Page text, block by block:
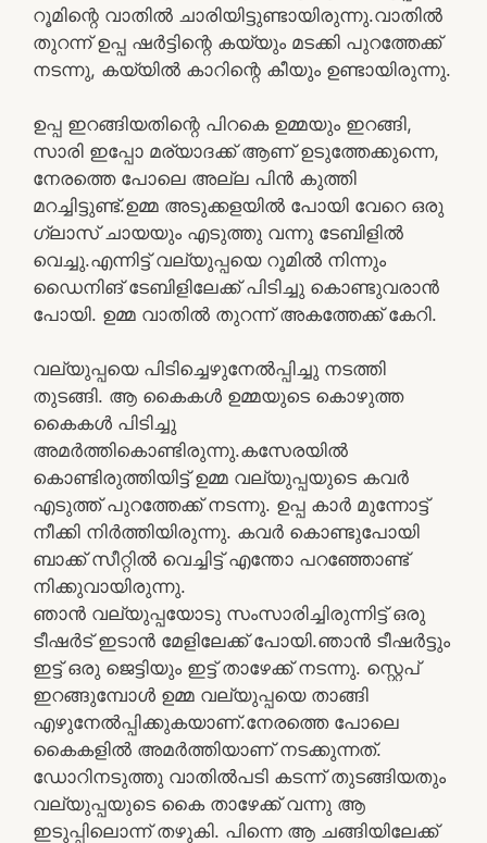
റൂമിന്റെ വാതിൽ ചാരിയിട്ടുണ്ടായിരുന്നു.വാതിൽ
തുറന്ന് ഉപ്പ ഷർട്ടിന്റെ കയ്യും മടക്കി പുറത്തേക്ക്
നടന്നു, കയ്യിൽ കാറിന്റെ കീയും ഉണ്ടായിരുന്നു.
ഉപ്പ ഇറങ്ങിയതിന്റെ പിറകെ ഉമ്മയും ഇറങ്ങി,
സാരി ഇപ്പോ മര്യാദക്ക് ആണ് ഉടുത്തേക്കുന്നെ,
നേരത്തെ പോലെ അല്ല പിൻ കുത്തി
മറച്ചിട്ടുണ്ട്.ഉമ്മ അടുക്കളയിൽ പോയി വേറെ ഒരു
ഗ്ലാസ്‌ ചായയും എടുത്തു വന്നു ടേബിളിൽ
വെച്ചു.എന്നിട്ട് വല്യുപ്പയെ റൂമിൽ നിന്നും
ഡൈനിങ് ടേബിളിലേക്ക് പിടിച്ചു കൊണ്ടുവരാൻ
പോയി. ഉമ്മ വാതിൽ തുറന്ന് അകത്തേക്ക് കേറി.
വല്യുപ്പയെ പിടിച്ചെഴുനേൽപ്പിച്ചു നടത്തി
തുടങ്ങി. ആ കൈകൾ ഉമ്മയുടെ കൊഴുത്ത
കൈകൾ പിടിച്ചു
അമർത്തികൊണ്ടിരുന്നു.കസേരയിൽ
കൊണ്ടിരുത്തിയിട്ട് ഉമ്മ വല്യുപ്പയുടെ കവർ
എടുത്ത് പുറത്തേക്ക് നടന്നു. ഉപ്പ കാർ മുന്നോട്ട്
നീക്കി നിർത്തിയിരുന്നു. കവർ കൊണ്ടുപോയി
ബാക്ക് സീറ്റിൽ വെച്ചിട്ട് എന്തോ പറഞ്ഞോണ്ട്
നിക്കുവായിരുന്നു.
ഞാൻ വല്യുപ്പയോടു സംസാരിച്ചിരുന്നിട്ട് ഒരു
ടീഷർട് ഇടാൻ മേളിലേക്ക് പോയി.ഞാൻ ടീഷർട്ടും
ഇട്ട് ഒരു ജെട്ടിയും ഇട്ട് താഴേക്ക് നടന്നു. സ്റ്റെപ്
ഇറങ്ങുമ്പോൾ ഉമ്മ വല്യുപ്പയെ താങ്ങി
എഴുനേൽപ്പിക്കുകയാണ്.നേരത്തെ പോലെ
കൈകളിൽ അമർത്തിയാണ് നടക്കുന്നത്.
ഡോറിനടുത്തു വാതിൽപടി കടന്ന് തുടങ്ങിയതും
വല്യുപ്പയുടെ കൈ താഴേക്ക് വന്നു ആ
ഇടുപ്പിലൊന്ന് തഴുകി. പിന്നെ ആ ചങ്ങിയിലേക്ക്